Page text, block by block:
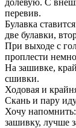
перевив.
Булавка
две булавки,
При выходе с
проплести
На зашивке,
сшивки.
Ходовая и
Скань и пару
Хочу
зашивку, лучше